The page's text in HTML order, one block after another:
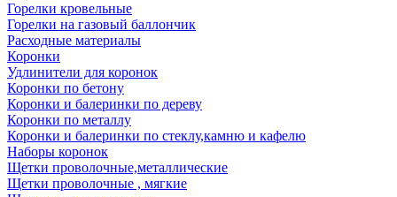
Горелки кровельные
Горелки на газовый баллончик
Расходные материалы
Коронки
Удлинители для коронок
Коронки по бетону
Коронки и балеринки по дереву
Коронки по металлу
Коронки и балеринки по стеклу,камню и кафелю
Наборы коронок
Щетки проволочные,металлические
Щетки проволочные , мягкие